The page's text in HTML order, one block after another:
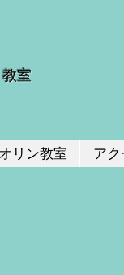
室
リン教室 アク